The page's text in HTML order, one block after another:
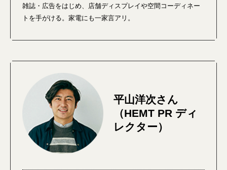
雑誌・広告をはじめ、店舗ディスプレイや空間コーディネー
トを手がける。家電にも一家言アリ。
平山洋次さん
（HEMT PR ディ
レクター）